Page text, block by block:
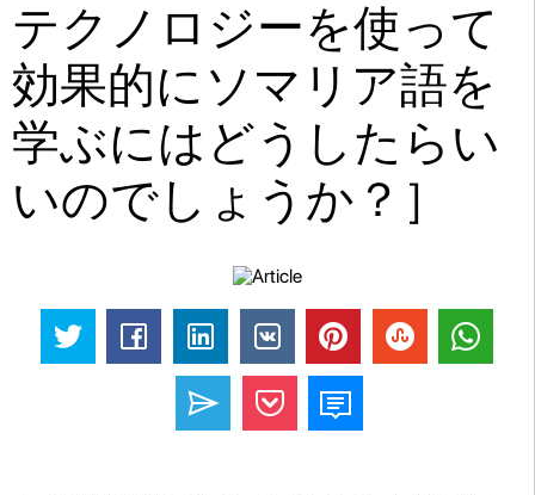
テクノロジーを使って
効果的にソマリア語を
学ぶにはどうしたらい
いのでしょうか？］